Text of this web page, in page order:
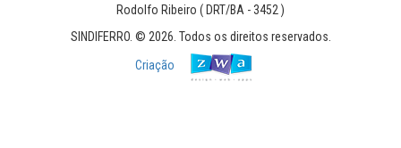
Rodolfo Ribeiro ( DRT/BA - 3452 )
SINDIFERRO. © 2026. Todos os direitos reservados.
Criação